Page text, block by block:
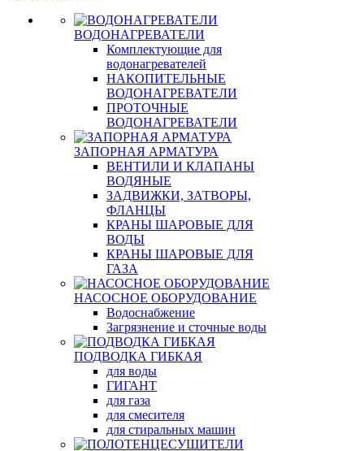
ВОДОНАГРЕВАТЕЛИ
Комплектующие для
водонагревателей
НАКОПИТЕЛЬНЫЕ
ВОДОНАГРЕВАТЕЛИ
ПРОТОЧНЫЕ
ВОДОНАГРЕВАТЕЛИ
ЗАПОРНАЯ АРМАТУРА
ВЕНТИЛИ И КЛАПАНЫ
ВОДЯНЫЕ
ЗАДВИЖКИ, ЗАТВОРЫ,
ФЛАНЦЫ
КРАНЫ ШАРОВЫЕ ДЛЯ
ВОДЫ
КРАНЫ ШАРОВЫЕ ДЛЯ
ГАЗА
НАСОСНОЕ ОБОРУДОВАНИЕ
Водоснабжение
Загрязнение и сточные воды
ПОДВОДКА ГИБКАЯ
для воды
ГИГАНТ
для газа
для смесителя
для стиральных машин